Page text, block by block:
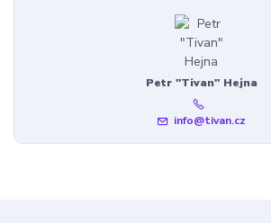
Petr "Tivan" Hejna
info@tivan.cz